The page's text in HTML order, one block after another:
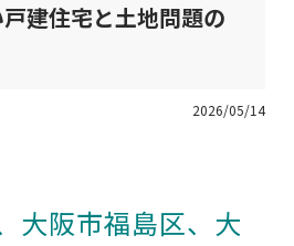
戸建住宅と土地問題の
2026/05/14
大阪市福島区、大